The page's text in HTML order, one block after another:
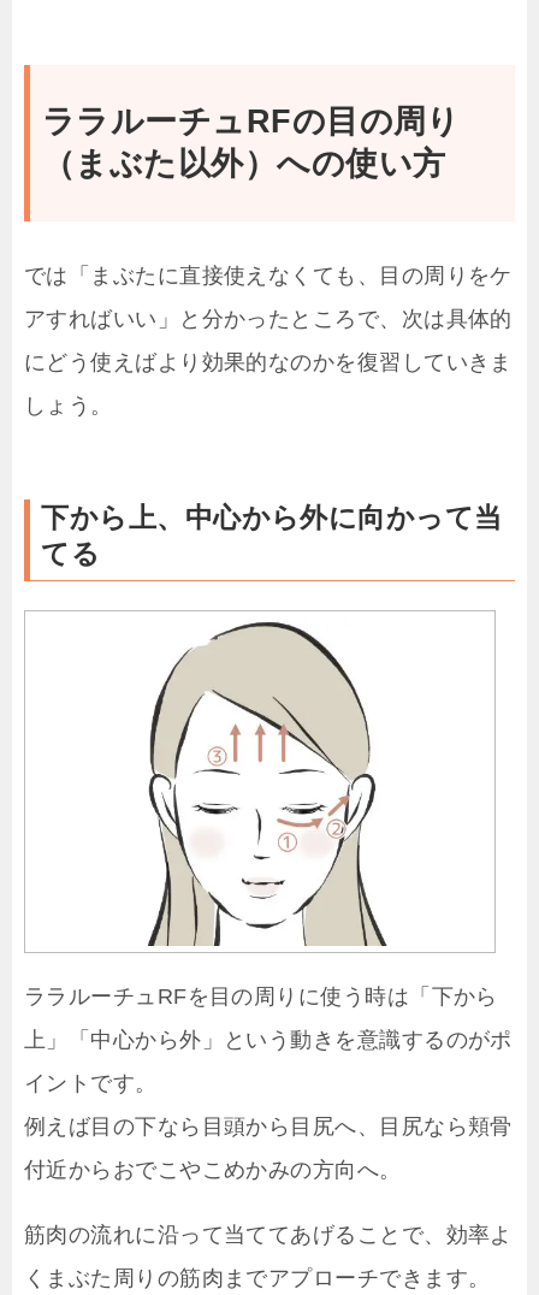
ララルーチュRFの目の周り
（まぶた以外）への使い方
では「まぶたに直接使えなくても、目の周りをケ
アすればいい」と分かったところで、次は具体的
にどう使えばより効果的なのかを復習していきま
しょう。
下から上、中心から外に向かって当
てる
ララルーチュRFを目の周りに使う時は「下から
上」「中心から外」という動きを意識するのがポ
イントです。
例えば目の下なら目頭から目尻へ、目尻なら頬骨
付近からおでこやこめかみの方向へ。
筋肉の流れに沿って当ててあげることで、効率よ
くまぶた周りの筋肉までアプローチできます。